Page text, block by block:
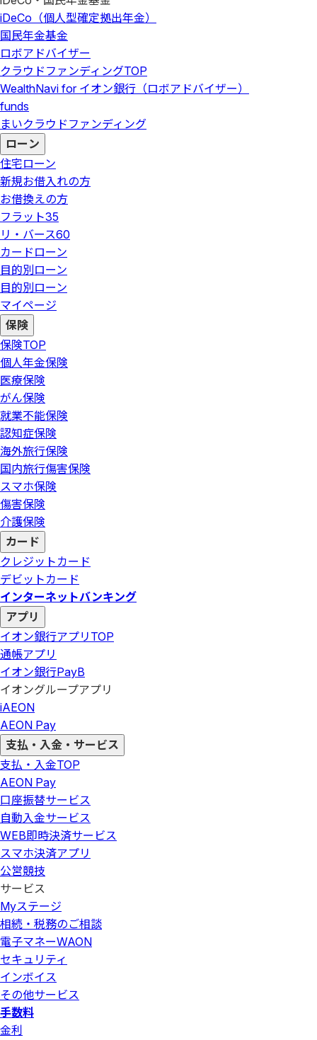
iDeCo（個人型確定拠出年金）
国民年金基金
ロボアドバイザー
クラウドファンディングTOP
WealthNavi for イオン銀行（ロボアドバイザー）
funds
まいクラウドファンディング
ローン
住宅ローン
新規お借入れの方
お借換えの方
フラット35
リ・バース60
カードローン
目的別ローン
目的別ローン
マイページ
保険
保険TOP
個人年金保険
医療保険
がん保険
就業不能保険
認知症保険
海外旅行保険
国内旅行傷害保険
スマホ保険
傷害保険
介護保険
カード
クレジットカード
デビットカード
インターネットバンキング
アプリ
イオン銀行アプリ TOP
通帳アプリ
イオン銀行PayB
イオングループアプリ
iAEON
AEON Pay
支払・入金・サービス
支払・入金TOP
AEON Pay
口座振替サービス
自動入金サービス
WEB即時決済サービス
スマホ決済アプリ
公営競技
サービス
Myステージ
相続・税務のご相談
電子マネーWAON
セキュリティ
インボイス
その他サービス
手数料
金利